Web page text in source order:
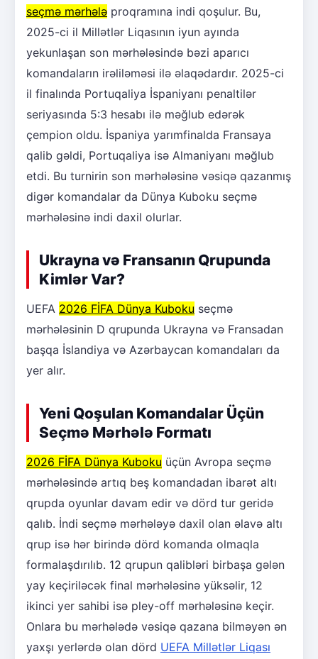
seçmə mərhələ proqramına indi qoşulur. Bu,
2025-ci il Millətlər Liqasının iyun ayında
yekunlaşan son mərhələsində bəzi aparıcı
komandaların irəliləməsi ilə əlaqədardır. 2025-ci
il finalında Portuqaliya İspaniyanı penaltilər
seriyasında 5:3 hesabı ilə məğlub edərək
çempion oldu. İspaniya yarımfinalda Fransaya
qalib gəldi, Portuqaliya isə Almaniyanı məğlub
etdi. Bu turnirin son mərhələsinə vəsiqə qazanmış
digər komandalar da Dünya Kuboku seçmə
mərhələsinə indi daxil olurlar.
Ukrayna və Fransanın Qrupunda
Kimlər Var?
UEFA 2026 FİFA Dünya Kuboku seçmə
mərhələsinin D qrupunda Ukrayna və Fransadan
başqa İslandiya və Azərbaycan komandaları da
yer alır.
Yeni Qoşulan Komandalar Üçün
Seçmə Mərhələ Formatı
2026 FİFA Dünya Kuboku üçün Avropa seçmə
mərhələsində artıq beş komandadan ibarət altı
qrupda oyunlar davam edir və dörd tur geridə
qalıb. İndi seçmə mərhələyə daxil olan əlavə altı
qrup isə hər birində dörd komanda olmaqla
formalaşdırılıb. 12 qrupun qalibləri birbaşa gələn
yay keçiriləcək final mərhələsinə yüksəlir, 12
ikinci yer sahibi isə pley-off mərhələsinə keçir.
Onlara bu mərhələdə vəsiqə qazana bilməyən ən
yaxşı yerlərdə olan dörd UEFA Millətlər Liqası